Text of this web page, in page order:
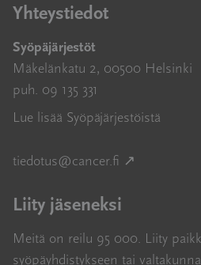
Yhteystiedot
Syöpäjärjestöt
Mäkelänkatu 2, 00500 Helsinki
puh. 09 135 331
Lue lisää Syöpäjärjestöistä
tiedotus@cancer.fi ↗
Liity jäseneksi
Meitä on reilu 95 000. Liity
syöpäyhdistykseen tai